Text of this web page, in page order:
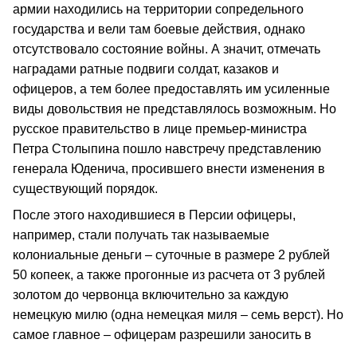
армии находились на территории сопредельного
государства и вели там боевые действия, однако
отсутствовало состояние войны. А значит, отмечать
наградами ратные подвиги солдат, казаков и
офицеров, а тем более предоставлять им усиленные
виды довольствия не представлялось возможным. Но
русское правительство в лице премьер-министра
Петра Столыпина пошло навстречу представлению
генерала Юденича, просившего внести изменения в
существующий порядок.
После этого находившиеся в Персии офицеры,
например, стали получать так называемые
колониальные деньги – суточные в размере 2 рублей
50 копеек, а также прогонные из расчета от 3 рублей
золотом до червонца включительно за каждую
немецкую милю (одна немецкая миля – семь верст). Но
самое главное – офицерам разрешили заносить в